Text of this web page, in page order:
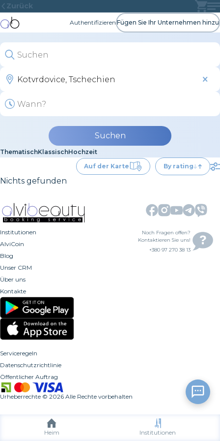
Heim Institutionen
Zurück
Authentifizieren Fügen Sie Ihr Unternehmen hinzu
Suchen
ThematischKlassischHochzeit
Auf der Karte
By rating
Nichts gefunden
Institutionen
AlviCoin
Blog
Unser CRM
Über uns
Kontakte
Noch Fragen offen?
Kontaktieren Sie uns!
+380 97 270 38 13
Serviceregeln
Datenschutzrichtlinie
Öffentlicher Auftrag
Urheberrechte © 2026 Alle Rechte vorbehalten